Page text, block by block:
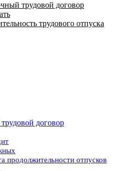
трудовой договор
трудового отпуска
договор
продолжительности отпусков